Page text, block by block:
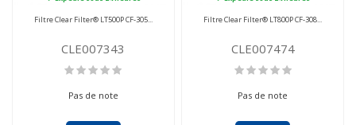
Filtre Clear Filter® LT500P CF-305...
CLE007343
Pas de note
Filtre Clear Filter® LT800P CF-308...
CLE007474
Pas de note